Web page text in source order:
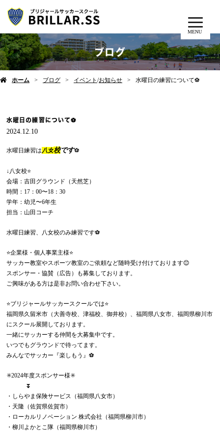
MENU
ブログ
ホーム ブログ イベント /お知らせ 水曜日の練習について⚽️
水曜日の練習について⚽️
2024.12.10
水曜日練習は 八女校です⚽️
↓八女校⭐️
会場：吉田グラウンド（天然芝）
時間：17：00〜18：30
学年：幼児〜6年生
担当：山田コーチ
水曜日練習、八女校のみ練習です⚽️
⭐️企業様・個人事業主様⭐️
サッカー教室やスポーツ教室のご依頼など随時受け付けております😊
スポンサー・協賛（広告）も募集しております。
ご興味がある方は是非お問い合わせ下さい。
⭐️ブリジャールサッカースクールでは⭐️
福岡県久留米市（大善寺校、津福校、御井校）、福岡県八女市、福岡県柳川市
にスクール展開しております。
一緒にサッカーする仲間を大募集中です。
いつでもグラウンドで待ってます。
みんなでサッカー『楽しもう』⚽️
✳️2024年度スポンサー様✳️
⏬
・しらやま保険サービス（福岡県八女市）
・天隆（佐賀県佐賀市）
・ローカルリノベーション 株式会社（福岡県柳川市）
・柳川よかとこ隊（福岡県柳川市）